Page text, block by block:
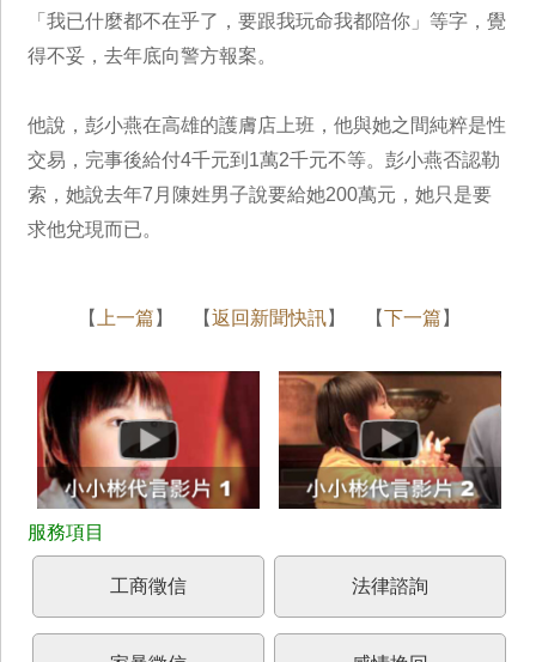
「我已什麼都不在乎了，要跟我玩命我都陪你」等字，覺
得不妥，去年底向警方報案。
他說，彭小燕在高雄的護膚店上班，他與她之間純粹是性
交易，完事後給付4千元到1萬2千元不等。彭小燕否認勒
索，她說去年7月陳姓男子說要給她200萬元，她只是要
求他兌現而已。
【 上一篇 】 【返回新聞快訊】 【下一篇 】
工商徵信 法律諮詢